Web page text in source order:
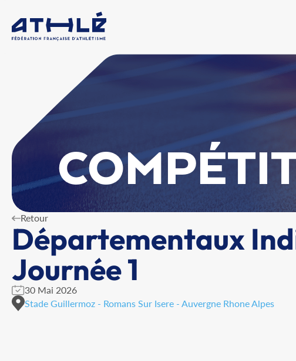
Retour
Départementaux
Journée 1
30 Mai 2026
Stade Guillermoz - Romans Sur Isere - Auvergne Rhone Alpes